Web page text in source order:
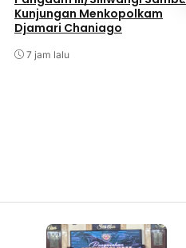
Kunjungan Menkopolkam
Djamari Chaniago
7 jam lalu